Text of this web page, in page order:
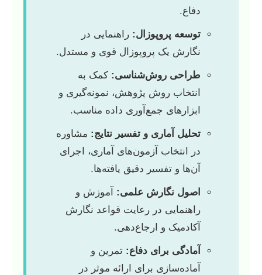
دفاع.
توسعه پروپوزال: راهنمایی در
نگارش یک پروپوزال قوی و مستدل.
طراحی روش‌شناسی: کمک به
انتخاب روش پژوهش، نمونه‌گیری و
ابزارهای جمع‌آوری داده مناسب.
تحلیل آماری و تفسیر نتایج: مشاوره
در انتخاب آزمون‌های آماری، اجرای
آن‌ها و تفسیر دقیق یافته‌ها.
اصول نگارش علمی: آموزش و
راهنمایی در رعایت قواعد نگارش
آکادمیک و ارجاع‌دهی.
آمادگی برای دفاع: تمرین و
آماده‌سازی برای ارائه موثر در